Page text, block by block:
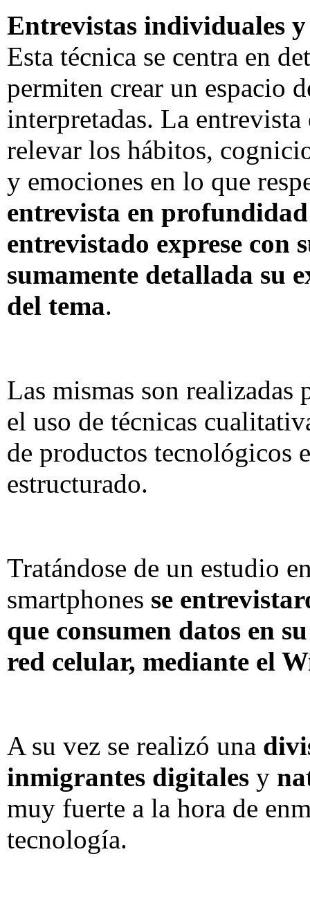
Entrevistas individuales
Esta técnica se centra en
permiten crear un espacio
interpretadas. La
relevar los hábitos,
y emociones en lo que
entrevista en
entrevistado exprese con
sumamente detallada su
del tema.
Las mismas son realizadas
el uso de técnicas
de productos tecnológicos
estructurado.
Tratándose de un estudio
smartphones se
que consumen datos en
red celular, mediante el
A su vez se realizó una
inmigrantes digitales y
muy fuerte a la hora de
tecnología.